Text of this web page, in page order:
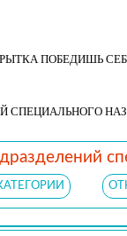
ПОБЕДИШЬ
СПЕЦИАЛЬНОГО